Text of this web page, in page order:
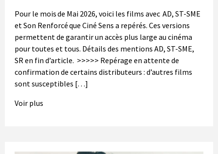
Pour le mois de Mai 2026, voici les films avec AD, ST-SME
et Son Renforcé que Ciné Sens a repérés. Ces versions
permettent de garantir un accès plus large au cinéma
pour toutes et tous. Détails des mentions AD, ST-SME,
SR en fin d’article. >>>>> Repérage en attente de
confirmation de certains distributeurs : d’autres films
sont susceptibles […]
Voir plus